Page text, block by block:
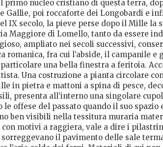
primo nucleo cristiano di questa terra,
Gallie, poi roccaforte dei Longobardi e
IX secolo, la pieve perse dopo il Mille
Maggiore di Lomello, tanto da essere
ampliato nei secoli successivi,
romanica, fra cui l’abside, il campanile
una bella finestra a feritoia.
Una costruzione a pianta circolare
in pietra e mattoni a spina di pesce,
presenta all’interno una singolare
le offese del passato quando il suo
ben visibili nella tessitura muraria
con motivi a raggiera, vale a dire i
il pavimento delle sale